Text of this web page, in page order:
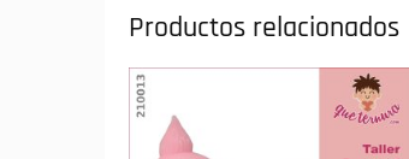
Productos relacionados